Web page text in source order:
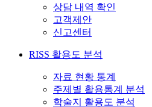
상담 내역 확인
고객제안
신고센터
RISS 활용도 분석
자료 현황 통계
주제별 활용통계 분석
학술지 활용도 분석